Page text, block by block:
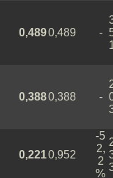
0,4890,489 -
0,3880,388 -
0,2210,952
-5
2,
2
%